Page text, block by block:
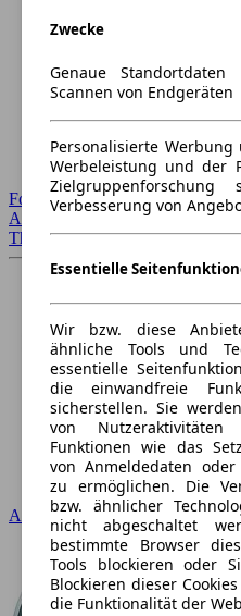
Forum Startseite
Alle Auto-Foren
Themen-Forum
Audi
Zwecke
Genaue
Scannen von Endgeräten
Personalisierte
Werbeleistung und der
Verbesserung von
Essentielle
Wir bzw. diese
ähnliche Tools und
essentielle
die einwandfreie
sicherstellen. Sie
von
Funktionen wie das
von Anmeldedaten oder
zu ermöglichen. Die
bzw. ähnlicher
nicht abgeschaltet
bestimmte Browser
Tools blockieren oder
Blockieren dieser
die Funktionalität der